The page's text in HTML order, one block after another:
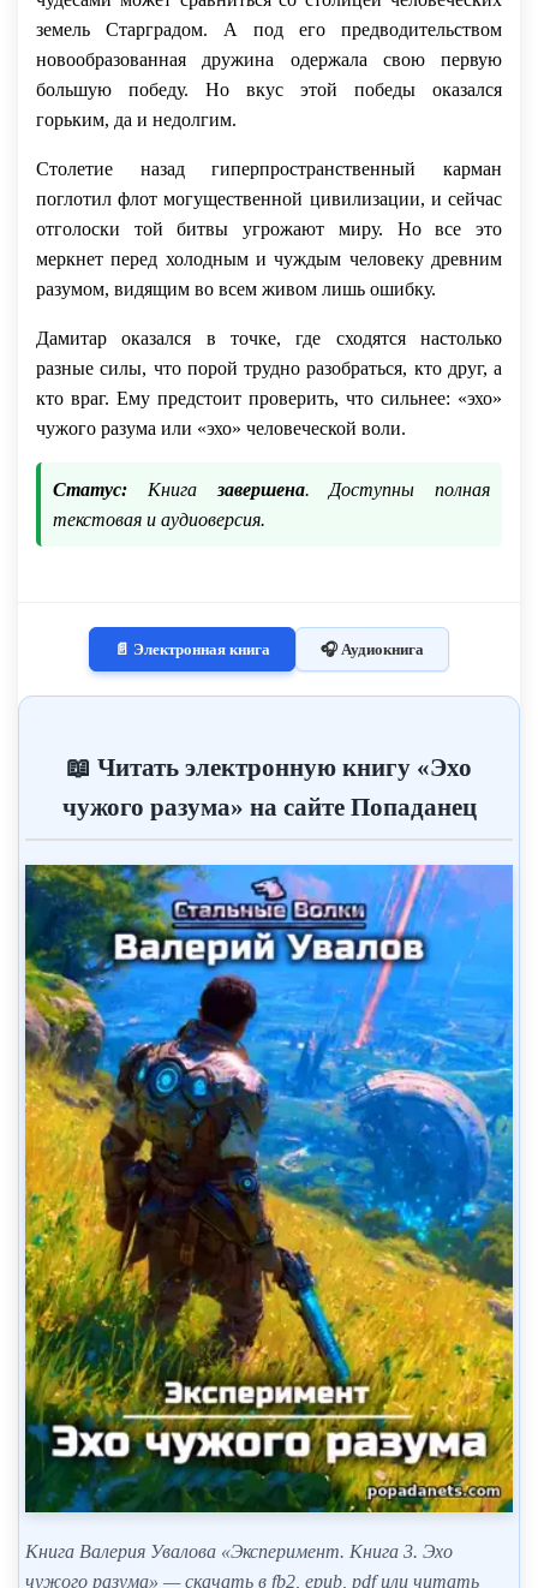
земель Старградом. А под его предводительством
новообразованная дружина одержала свою первую
большую победу. Но вкус этой победы оказался
горьким, да и недолгим.
Столетие назад гиперпространственный карман
поглотил флот могущественной цивилизации, и сейчас
отголоски той битвы угрожают миру. Но все это
меркнет перед холодным и чуждым человеку древним
разумом, видящим во всем живом лишь ошибку.
Дамитар оказался в точке, где сходятся настолько
разные силы, что порой трудно разобраться, кто друг, а
кто враг. Ему предстоит проверить, что сильнее: «эхо»
чужого разума или «эхо» человеческой воли.
Статус: Книга завершена. Доступны полная
текстовая и аудиоверсия.
📄 Электронная книга 🎧 Аудиокнига
📖 Читать электронную книгу «Эхо
чужого разума» на сайте Попаданец
Книга Валерия Увалова «Эксперимент. Книга 3. Эхо
чужого разума» — скачать в fb2, epub, pdf или читать